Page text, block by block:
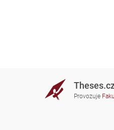
Provozuje